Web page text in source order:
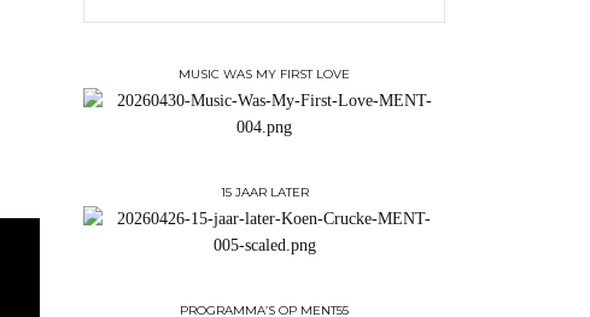
MUSIC WAS MY FIRST LOVE
15 JAAR LATER